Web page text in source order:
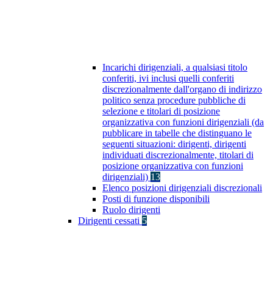
Incarichi dirigenziali, a qualsiasi titolo
conferiti, ivi inclusi quelli conferiti
discrezionalmente dall'organo di indirizzo
politico senza procedure pubbliche di
selezione e titolari di posizione
organizzativa con funzioni dirigenziali (da
pubblicare in tabelle che distinguano le
seguenti situazioni: dirigenti, dirigenti
individuati discrezionalmente, titolari di
posizione organizzativa con funzioni
dirigenziali) 13
Elenco posizioni dirigenziali discrezionali
Posti di funzione disponibili
Ruolo dirigenti
Dirigenti cessati 5